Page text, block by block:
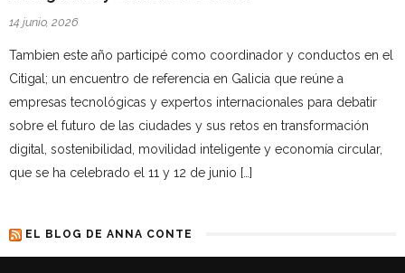
14 junio, 2026
Tambien este año participé como coordinador y conductos en el
Citigal; un encuentro de referencia en Galicia que reúne a
empresas tecnológicas y expertos internacionales para debatir
sobre el futuro de las ciudades y sus retos en transformación
digital, sostenibilidad, movilidad inteligente y economía circular,
que se ha celebrado el 11 y 12 de junio […]
EL BLOG DE ANNA CONTE